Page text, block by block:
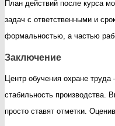
План действий после курса
задач с ответственными и
формальностью, а частью
Заключение
Центр обучения охране
стабильность производства.
просто ставят отметки.